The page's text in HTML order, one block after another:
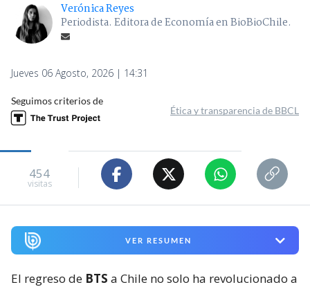
Verónica Reyes
Periodista. Editora de Economía en BioBioChile.
Jueves 06 Agosto, 2026 | 14:31
Seguimos criterios de
Ética y transparencia de BBCL
454
visitas
VER RESUMEN
El regreso de BTS a Chile no solo ha revolucionado a